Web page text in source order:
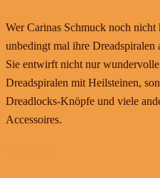
Wer Carinas Schmuck noch nicht
unbedingt mal ihre Dreadspiralen
Sie entwirft nicht nur wundervolle
Dreadspiralen mit Heilsteinen,
Dreadlocks-Knöpfe und viele
Accessoires.